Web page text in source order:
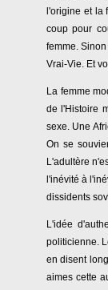
l'origine et la
coup pour
femme.
Vrai-Vie. Et
La femme
de l'Histoire
sexe. Une
On se
L'adultère
l'inévité à
dissidents
L'idée
politicienne.
en disent
aimes cette